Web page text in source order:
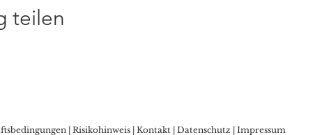
teilen
| Risikohinweis | Kontakt | Datenschutz | Impressum